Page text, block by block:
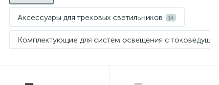
Аксессуары для трековых светильников 14
Комплектующие для систем освещения с